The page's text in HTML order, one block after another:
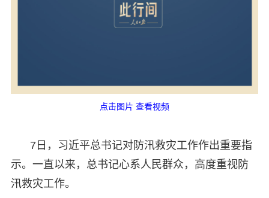
点击图片 查看视频
7日，习近平总书记对防汛救灾工作作出重要指
示。一直以来，总书记心系人民群众，高度重视防
汛救灾工作。